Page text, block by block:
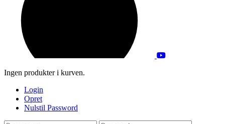
Ingen produkter i kurven.
Login
Opret
Nulstil Password